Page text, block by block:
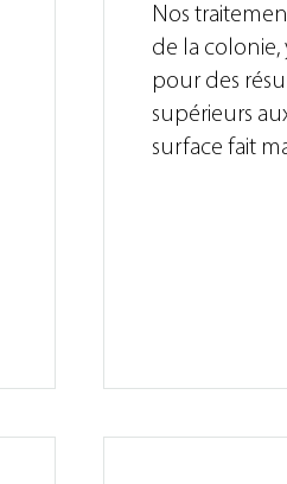
Nos
de la colonie,
pour des
supérieurs
surface fait